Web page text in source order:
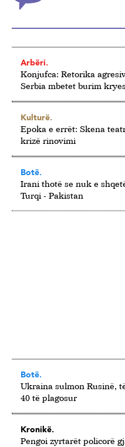
Arbëri.
Konjufca: Retorika
Serbia mbetet burim
Kulturë.
Epoka e errët: Skena
krizë rinovimi
Botë.
Irani thotë se nuk e
Turqi - Pakistan
Botë.
Ukraina sulmon Rusinë,
40 të plagosur
Kronikë.
Pengoi zyrtarët policorë